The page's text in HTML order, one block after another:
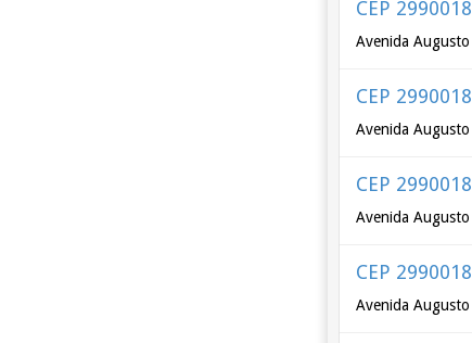
CEP
Avenida
CEP
Avenida
CEP
Avenida
CEP
Avenida